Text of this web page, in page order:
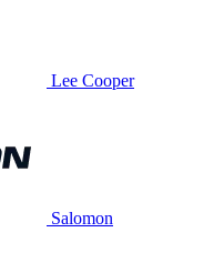
Lee Cooper
Salomon